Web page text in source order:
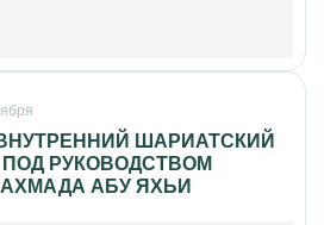
ШАРИАТСКИЙ
ПОД РУКОВОДСТВОМ
АБУ ЯХЬИ